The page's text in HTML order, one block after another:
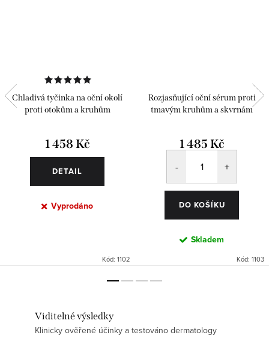
Chladivá tyčinka na oční okolí
proti otokům a kruhům
1 458 Kč
DETAIL
Vyprodáno
Kód: 1102
Rozjasňující oční sérum proti
tmavým kruhům a skvrnám
1 485 Kč
DO KOŠÍKU
Skladem
Kód: 1103
Viditelné výsledky
Klinicky ověřené účinky a testováno dermatology